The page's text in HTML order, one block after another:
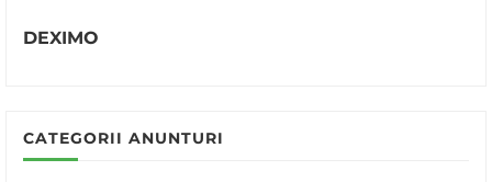
DEXIMO
CATEGORII ANUNTURI